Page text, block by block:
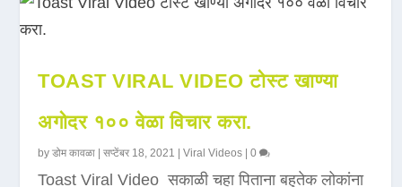
TOAST VIRAL VIDEO टोस्ट खाण्या
अगोदर १०० वेळा विचार करा.
byडोम कावळा |सप्टेंबर 18, 2021 |Viral Videos |0
Toast Viral Video सकाळी चहा पिताना बहुतेक लोकांना